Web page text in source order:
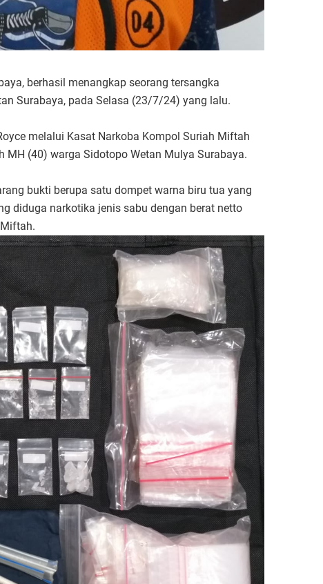
berhasil menangkap seorang tersangka
Surabaya, pada Selasa (23/7/24) yang lalu.
melalui Kasat Narkoba Kompol Suriah Miftah
(40) warga Sidotopo Wetan Mulya Surabaya.
bukti berupa satu dompet warna biru tua yang
diduga narkotika jenis sabu dengan berat netto